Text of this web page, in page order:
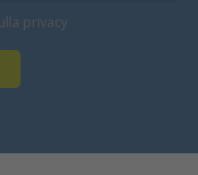
privacy